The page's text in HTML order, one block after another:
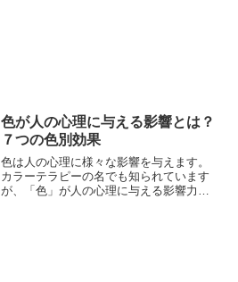
色が人の心理に与える影響とは？
７つの色別効果
色は人の心理に様々な影響を与えます。
カラーテラピーの名でも知られています
が、「色」が人の心理に与える影響力